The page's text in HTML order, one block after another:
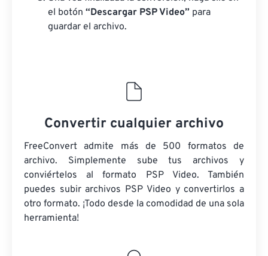
el botón “Descargar PSP Video” para
guardar el archivo.
Convertir cualquier archivo
FreeConvert admite más de 500 formatos de
archivo. Simplemente sube tus archivos y
conviértelos al formato PSP Video. También
puedes subir archivos PSP Video y convertirlos a
otro formato. ¡Todo desde la comodidad de una sola
herramienta!